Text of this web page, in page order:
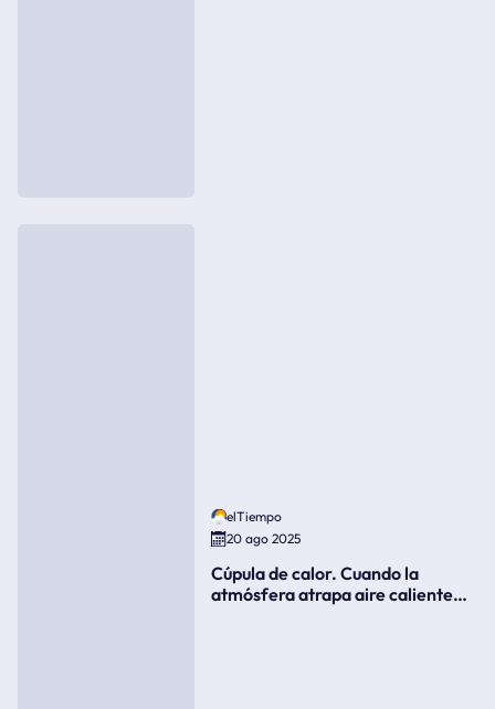
elTiempo
20 ago 2025
Cúpula de calor. Cuando la
atmósfera atrapa aire caliente